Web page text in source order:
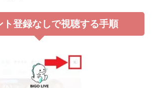
ト登録なしで視聴する手順